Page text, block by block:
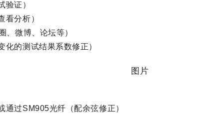
验证）
看分析）
、微博、论坛等）
化的测试结果系数修正）
通过SM905光纤（配余弦修正）